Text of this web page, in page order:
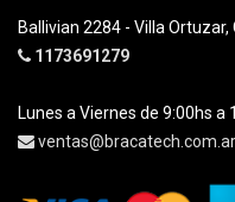
Ballivian 2284 - Villa Ortuzar,
1173691279
Lunes a Viernes de 9:00hs a
ventas@bracatech.com.ar